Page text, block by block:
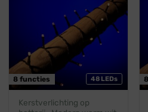
48 LEDs
8 functies
Kerstverlichting op